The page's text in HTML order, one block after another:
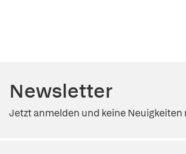
Newsletter
Jetzt anmelden und keine Neuigkeiten